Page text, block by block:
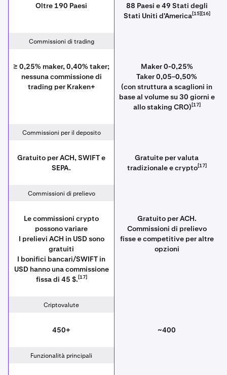
Oltre 190 Paesi
88 Paesi e 49 Stati degli
Stati Uniti d'America[15][16]
Commissioni di trading
≥ 0,25% maker, 0,40% taker;
nessuna commissione di
trading per Kraken+
Maker 0-0,25%
Taker 0,05–0,50%
(con struttura a scaglioni in
base al volume su 30 giorni e
allo staking CRO)[17]
Commissioni per il deposito
Gratuito per ACH, SWIFT e
SEPA.
Gratuite per valuta
tradizionale e crypto[17]
Commissioni di prelievo
Le commissioni crypto
possono variare
I prelievi ACH in USD sono
gratuiti
I bonifici bancari/SWIFT in
USD hanno una commissione
fissa di 45 $.[17]
Gratuito per ACH.
Commissioni di prelievo
fisse e competitive per altre
opzioni
Criptovalute
450+ ~400
Funzionalità principali